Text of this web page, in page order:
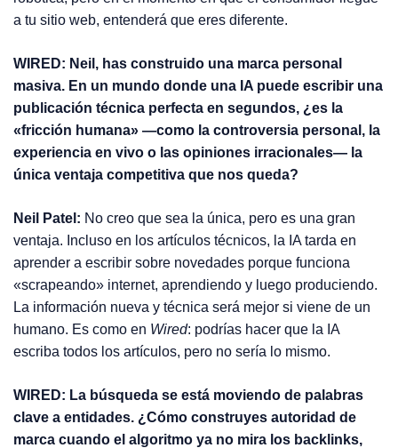
a tu sitio web, entenderá que eres diferente.
WIRED: Neil, has construido una marca personal
masiva. En un mundo donde una IA puede escribir una
publicación técnica perfecta en segundos, ¿es la
«fricción humana» —como la controversia personal, la
experiencia en vivo o las opiniones irracionales— la
única ventaja competitiva que nos queda?
Neil Patel: No creo que sea la única, pero es una gran
ventaja. Incluso en los artículos técnicos, la IA tarda en
aprender a escribir sobre novedades porque funciona
«scrapeando» internet, aprendiendo y luego produciendo.
La información nueva y técnica será mejor si viene de un
humano. Es como en Wired: podrías hacer que la IA
escriba todos los artículos, pero no sería lo mismo.
WIRED: La búsqueda se está moviendo de palabras
clave a entidades. ¿Cómo construyes autoridad de
marca cuando el algoritmo ya no mira los backlinks,